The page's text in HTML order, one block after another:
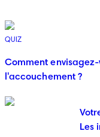
QUIZ
Comment
l'accouchement ?
Les